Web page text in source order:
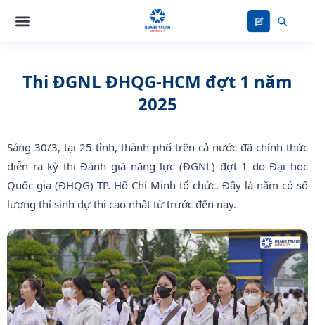
Thi ĐGNL ĐHQG-HCM đợt 1 năm
2025
Sáng 30/3, tại 25 tỉnh, thành phố trên cả nước đã chính thức
diễn ra kỳ thi Đánh giá năng lực (ĐGNL) đợt 1 do Đại học
Quốc gia (ĐHQG) TP. Hồ Chí Minh tổ chức. Đây là năm có số
lượng thí sinh dự thi cao nhất từ trước đến nay.